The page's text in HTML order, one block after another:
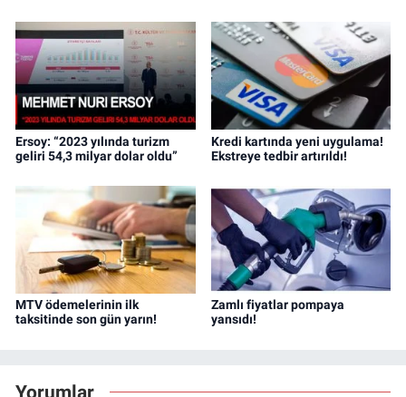
Ersoy: “2023 yılında turizm
geliri 54,3 milyar dolar oldu”
Kredi kartında yeni uygulama!
Ekstreye tedbir artırıldı!
MTV ödemelerinin ilk
taksitinde son gün yarın!
Zamlı fiyatlar pompaya
yansıdı!
Yorumlar